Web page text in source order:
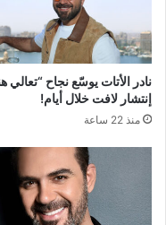
نادر الأتات يوسّع نجاح “تعالي
إنتشار لافت خلال أيام!
منذ 22 ساعة